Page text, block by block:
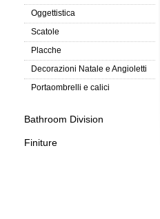
Oggettistica
Scatole
Placche
Decorazioni Natale e Angioletti
Portaombrelli e calici
Bathroom Division
Finiture